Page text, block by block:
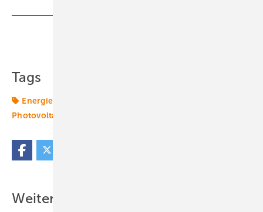
Tags
Energiemarkt
Photovoltaikmarkt
Weitere Inhalte